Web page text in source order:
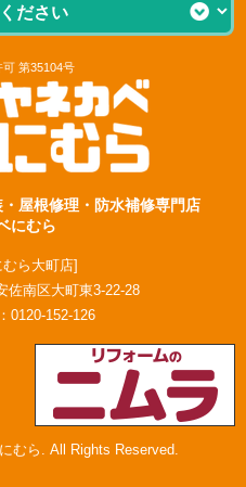
可 第35104号
屋根修理・防水補修専門店
にむら
ら大町店]
南区大町東3-22-28
0120-152-126
むら. All Rights Reserved.